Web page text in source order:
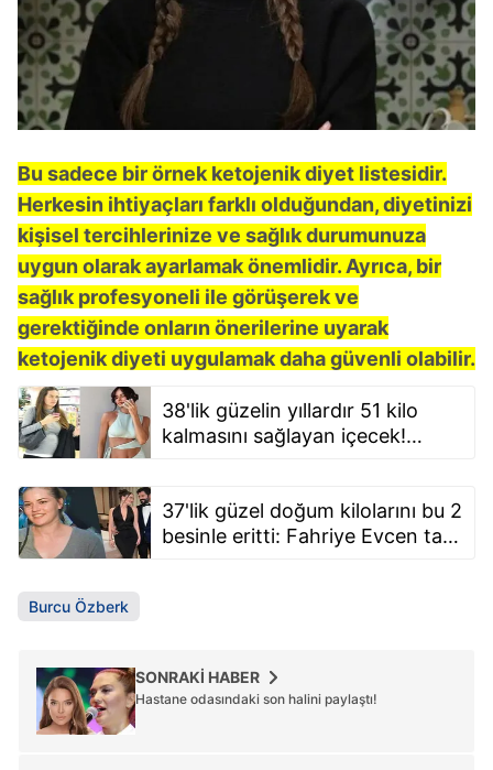
Bu sadece bir örnek ketojenik diyet listesidir.
Herkesin ihtiyaçları farklı olduğundan, diyetinizi
kişisel tercihlerinize ve sağlık durumunuza
uygun olarak ayarlamak önemlidir. Ayrıca, bir
sağlık profesyoneli ile görüşerek ve
gerektiğinde onların önerilerine uyarak
ketojenik diyeti uygulamak daha güvenli olabilir.
38'lik güzelin yıllardır 51 kilo
kalmasını sağlayan içecek!
37'lik güzel doğum kilolarını bu 2
besinle eritti: Fahriye Evcen tam
Burcu Özberk
SONRAKİ HABER
Hastane odasındaki son halini paylaştı!